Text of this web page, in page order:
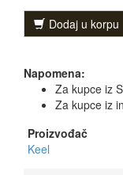
Dodaj u korpu
Napomena:
Za kupce iz
Za kupce iz
Proizvođač
Keel